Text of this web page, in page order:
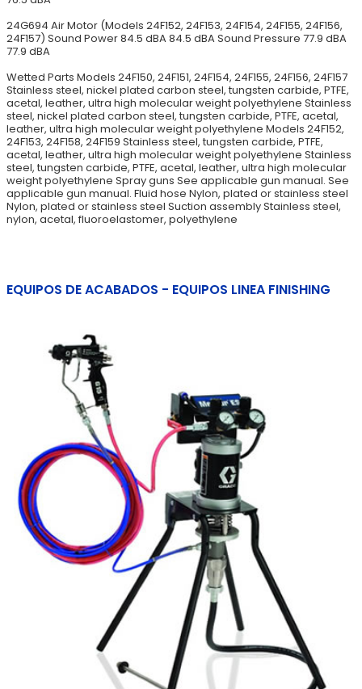
24G694 Air Motor (Models 24F152, 24F153, 24F154, 24F155, 24F156,
24F157) Sound Power 84.5 dBA 84.5 dBA Sound Pressure 77.9 dBA
77.9 dBA
Wetted Parts Models 24F150, 24F151, 24F154, 24F155, 24F156, 24F157
Stainless steel, nickel plated carbon steel, tungsten carbide, PTFE,
acetal, leather, ultra high molecular weight polyethylene Stainless
steel, nickel plated carbon steel, tungsten carbide, PTFE, acetal,
leather, ultra high molecular weight polyethylene Models 24F152,
24F153, 24F158, 24F159 Stainless steel, tungsten carbide, PTFE,
acetal, leather, ultra high molecular weight polyethylene Stainless
steel, tungsten carbide, PTFE, acetal, leather, ultra high molecular
weight polyethylene Spray guns See applicable gun manual. See
applicable gun manual. Fluid hose Nylon, plated or stainless steel
Nylon, plated or stainless steel Suction assembly Stainless steel,
nylon, acetal, fluoroelastomer, polyethylene
EQUIPOS DE ACABADOS - EQUIPOS LINEA FINISHING